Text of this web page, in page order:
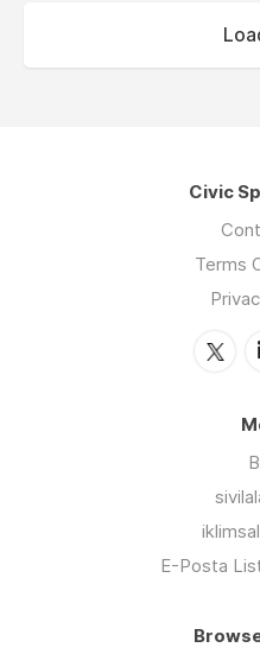
Civic
Terms
E-Posta